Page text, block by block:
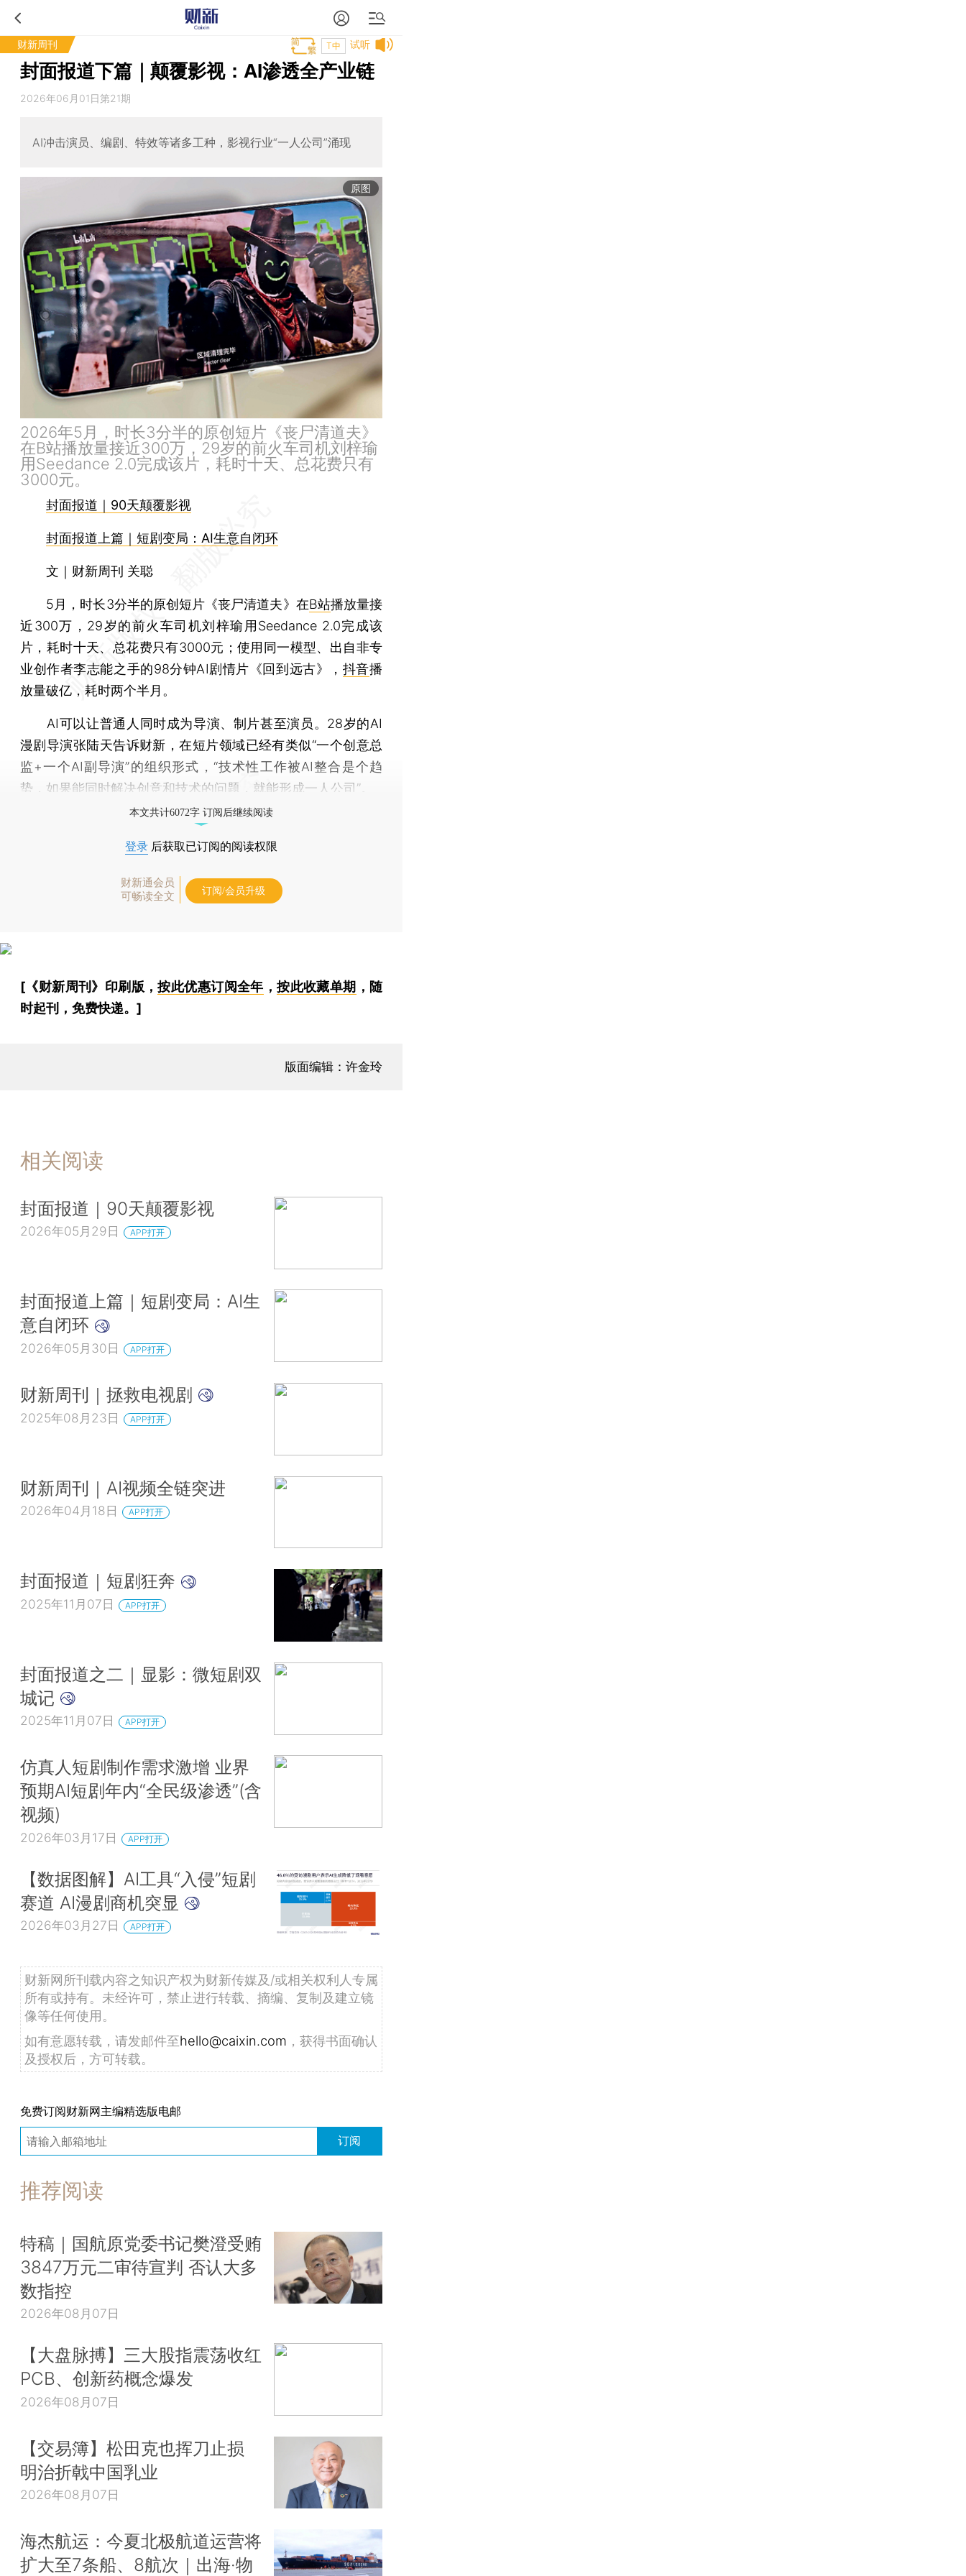
财新周刊 试听
T中
封面报道下篇｜颠覆影视：AI渗透全产业链
2026年06月01日第21期
AI冲击演员、编剧、特效等诸多工种，影视行业“一人公司”涌现
原图
2026年5月，时长3分半的原创短片《丧尸清道夫》
在B站播放量接近300万，29岁的前火车司机刘梓瑜
用Seedance 2.0完成该片，耗时十天、总花费只有
3000元。
封面报道｜90天颠覆影视
封面报道上篇｜短剧变局：AI生意自闭环
文｜财新周刊 关聪
5月，时长3分半的原创短片《丧尸清道夫》在B站播放量接
近300万，29岁的前火车司机刘梓瑜用Seedance 2.0完成该
片，耗时十天、总花费只有3000元；使用同一模型、出自非专
业创作者李志能之手的98分钟AI剧情片《回到远古》， 抖音播
放量破亿，耗时两个半月。
AI可以让普通人同时成为导演、制片甚至演员。28岁的AI
漫剧导演张陆天告诉财新，在短片领域已经有类似“一个创意总
监+一个AI副导演”的组织形式，“技术性工作被AI整合是个趋
势，如果能同时解决创意和技术的问题，就能形成一人公司”。
本文共计6072字 订阅后继续阅读
登录 后获取已订阅的阅读权限
财新通会员
可畅读全文
订阅/会员升级
[《财新周刊》印刷版，按此优惠订阅全年 ，按此收藏单期 ，随
时起刊，免费快递。]
版面编辑：许金玲
相关阅读
封面报道｜90天颠覆影视
2026年05月29日 APP打开
封面报道上篇｜短剧变局：AI生
意自闭环
2026年05月30日 APP打开
财新周刊｜拯救电视剧
2025年08月23日 APP打开
财新周刊｜AI视频全链突进
2026年04月18日 APP打开
封面报道｜短剧狂奔
2025年11月07日 APP打开
封面报道之二｜显影：微短剧双
城记
2025年11月07日 APP打开
仿真人短剧制作需求激增 业界
预期AI短剧年内“全民级渗透”(含
视频)
2026年03月17日 APP打开
【数据图解】AI工具“入侵”短剧
赛道 AI漫剧商机突显
2026年03月27日 APP打开
财新网所刊载内容之知识产权为财新传媒及/或相关权利人专属
所有或持有。未经许可，禁止进行转载、摘编、复制及建立镜
像等任何使用。
如有意愿转载，请发邮件至hello@caixin.com ，获得书面确认
及授权后，方可转载。
免费订阅财新网主编精选版电邮
订阅
推荐阅读
特稿｜国航原党委书记樊澄受贿
3847万元二审待宣判 否认大多
数指控
2026年08月07日
【大盘脉搏】三大股指震荡收红
PCB、创新药概念爆发
2026年08月07日
【交易簿】松田克也挥刀止损
明治折戟中国乳业
2026年08月07日
海杰航运：今夏北极航道运营将
扩大至7条船、8航次｜出海·物